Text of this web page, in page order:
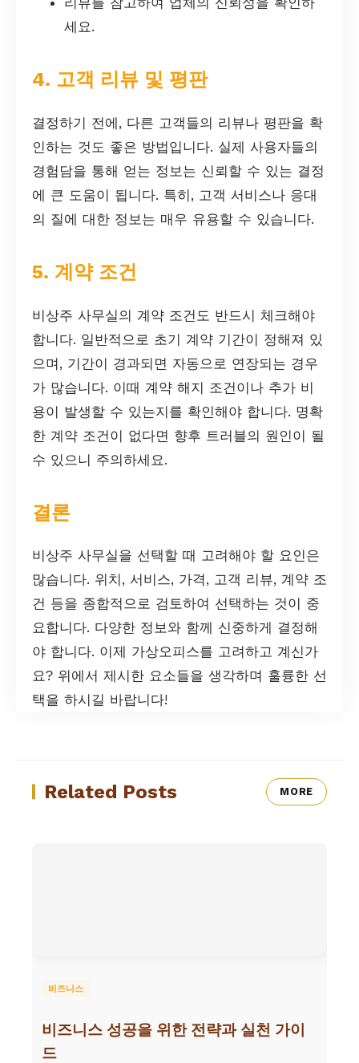
세요.
4. 고객 리뷰 및 평판
결정하기 전에, 다른 고객들의 리뷰나 평판을 확
인하는 것도 좋은 방법입니다. 실제 사용자들의
경험담을 통해 얻는 정보는 신뢰할 수 있는 결정
에 큰 도움이 됩니다. 특히, 고객 서비스나 응대
의 질에 대한 정보는 매우 유용할 수 있습니다.
5. 계약 조건
비상주 사무실의 계약 조건도 반드시 체크해야
합니다. 일반적으로 초기 계약 기간이 정해져 있
으며, 기간이 경과되면 자동으로 연장되는 경우
가 많습니다. 이때 계약 해지 조건이나 추가 비
용이 발생할 수 있는지를 확인해야 합니다. 명확
한 계약 조건이 없다면 향후 트러블의 원인이 될
수 있으니 주의하세요.
결론
비상주 사무실을 선택할 때 고려해야 할 요인은
많습니다. 위치, 서비스, 가격, 고객 리뷰, 계약 조
건 등을 종합적으로 검토하여 선택하는 것이 중
요합니다. 다양한 정보와 함께 신중하게 결정해
야 합니다. 이제 가상오피스를 고려하고 계신가
요? 위에서 제시한 요소들을 생각하며 훌륭한 선
택을 하시길 바랍니다!
Related Posts MORE
비즈니스
비즈니스 성공을 위한 전략과 실천 가이
드